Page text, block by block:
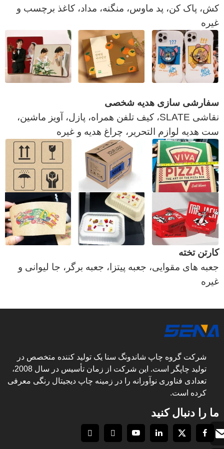
کش، پاک کن، پد ماوس، منگنه، مداد، کاغذ برچسب و
غیره
سفارشی سازی هدیه شخصی
نقاشی SLATE، کیف تلفن همراه، پازل، آویز ماشین،
ست هدیه لوازم التحریر، چراغ هدیه و غیره
کارتن تخته
جعبه های مقوایی، جعبه پیتزا، جعبه برگر، جا لیوانی و
غیره
شرکت گروه چاپ شاندونگ سنا یک تولید کننده متخصص در
تولید چاپگر است. این شرکت از زمان تأسیس در سال 2008،
تعدادی فناوری نوآورانه را در زمینه چاپ دیجیتال رنگی معرفی
کرده است.
ما را دنبال کنید